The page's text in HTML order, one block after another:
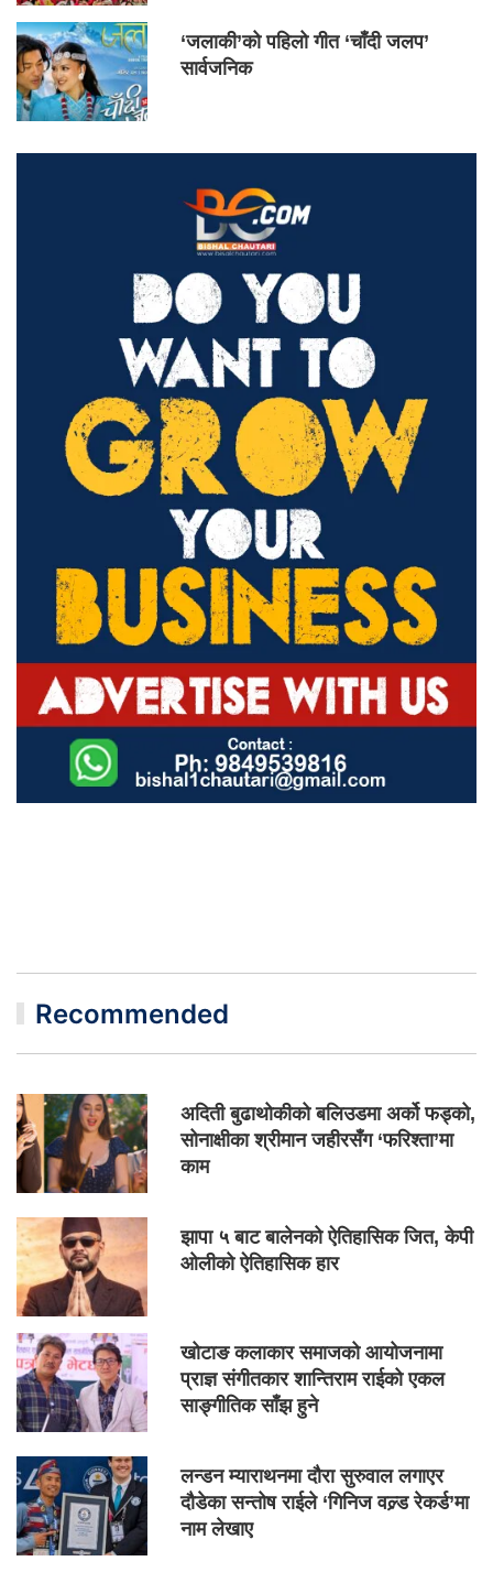
‘जलाकी’को पहिलो गीत ‘चाँदी जलप’
सार्वजनिक
Recommended
अदिती बुढाथोकीको बलिउडमा अर्को फड्को,
सोनाक्षीका श्रीमान जहीरसँग ‘फरिश्ता’मा
काम
झापा ५ बाट बालेनको ऐतिहासिक जित, केपी
ओलीको ऐतिहासिक हार
खोटाङ कलाकार समाजको आयोजनामा
प्राज्ञ संगीतकार शान्तिराम राईको एकल
साङ्गीतिक साँझ हुने
लन्डन म्याराथनमा दौरा सुरुवाल लगाएर
दौडेका सन्तोष राईले ‘गिनिज वल्र्ड रेकर्ड’मा
नाम लेखाए